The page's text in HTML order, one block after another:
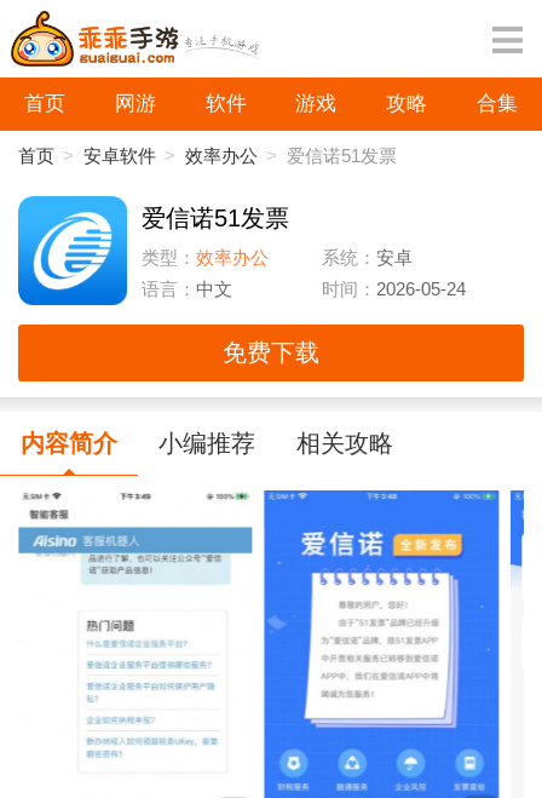
首页 网游 软件 游戏 攻略 合集
首页 > 安卓软件 > 效率办公 > 爱信诺51发票
爱信诺51发票
类型： 效率办公 系统：安卓
语言： 中文 时间： 2026-05-24
免费下载
内容简介 小编推荐 相关攻略